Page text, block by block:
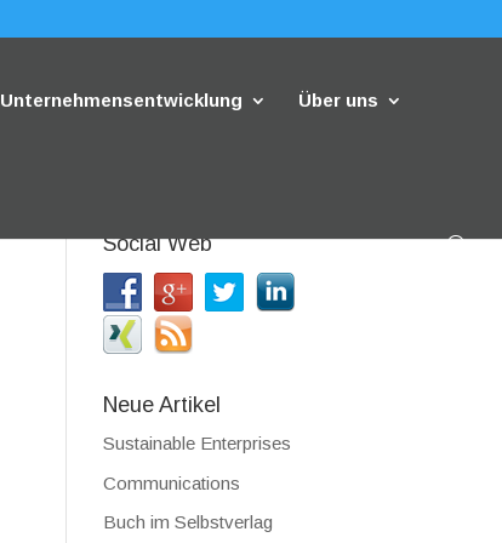
Unternehmensentwicklung Über uns
Social Web
Neue Artikel
Sustainable Enterprises
Communications
Buch im Selbstverlag